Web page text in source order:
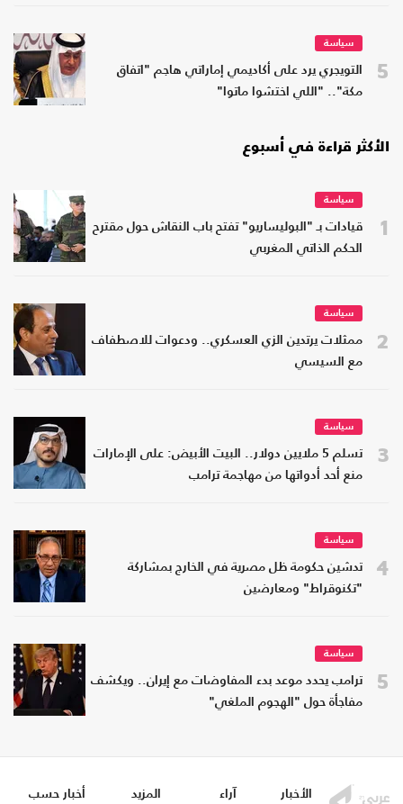
5
سياسة
التويجري يرد على أكاديمي إماراتي هاجم "اتفاق
مكة".. "اللي اختشوا ماتوا"
الأكثر قراءة في أسبوع
1
سياسة
قيادات بـ "البوليساريو" تفتح باب النقاش حول مقترح
الحكم الذاتي المغربي
2
سياسة
ممثلات يرتدين الزي العسكري.. ودعوات للاصطفاف
مع السيسي
3
سياسة
تسلم 5 ملايين دولار.. البيت الأبيض: على الإمارات
منع أحد أدواتها من مهاجمة ترامب
4
سياسة
تدشين حكومة ظل مصرية في الخارج بمشاركة
"تكنوقراط" ومعارضين
5
سياسة
ترامب يحدد موعد بدء المفاوضات مع إيران.. ويكشف
مفاجأة حول "الهجوم الملغي"
الأخبار آراء المزيد أخبار حسب